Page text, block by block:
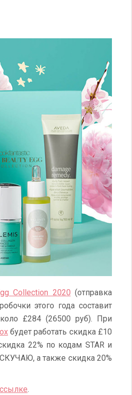
Collection 2020 (отправка
этого года составит
£284 (26500 руб). При
будет работать скидка £10
22% по кодам STAR и
а также скидка 20%
.